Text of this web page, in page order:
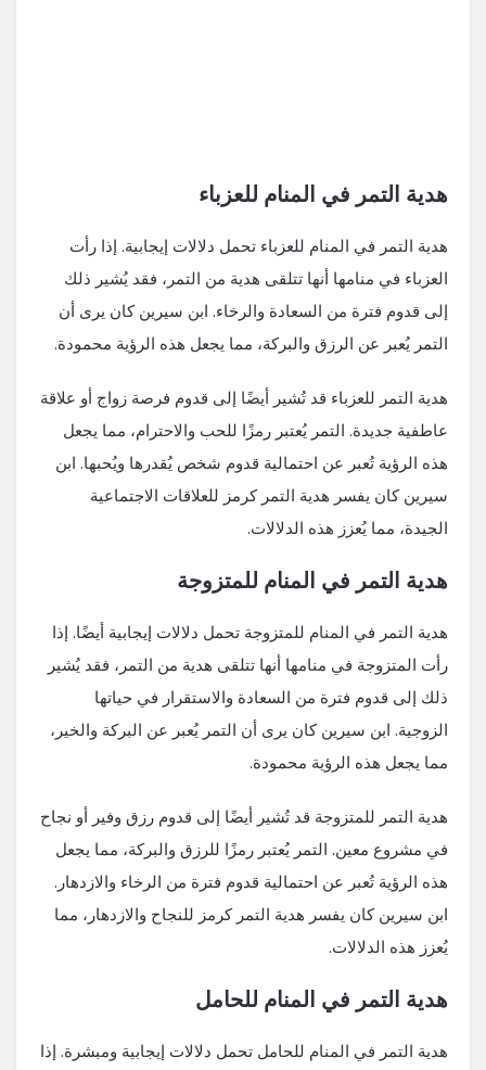
هدية التمر في المنام للعزباء
هدية التمر في المنام للعزباء تحمل دلالات إيجابية. إذا رأت
العزباء في منامها أنها تتلقى هدية من التمر، فقد يُشير ذلك
إلى قدوم فترة من السعادة والرخاء. ابن سيرين كان يرى أن
التمر يُعبر عن الرزق والبركة، مما يجعل هذه الرؤية محمودة.
هدية التمر للعزباء قد تُشير أيضًا إلى قدوم فرصة زواج أو علاقة
عاطفية جديدة. التمر يُعتبر رمزًا للحب والاحترام، مما يجعل
هذه الرؤية تُعبر عن احتمالية قدوم شخص يُقدرها ويُحبها. ابن
سيرين كان يفسر هدية التمر كرمز للعلاقات الاجتماعية
الجيدة، مما يُعزز هذه الدلالات.
هدية التمر في المنام للمتزوجة
هدية التمر في المنام للمتزوجة تحمل دلالات إيجابية أيضًا. إذا
رأت المتزوجة في منامها أنها تتلقى هدية من التمر، فقد يُشير
ذلك إلى قدوم فترة من السعادة والاستقرار في حياتها
الزوجية. ابن سيرين كان يرى أن التمر يُعبر عن البركة والخير،
مما يجعل هذه الرؤية محمودة.
هدية التمر للمتزوجة قد تُشير أيضًا إلى قدوم رزق وفير أو نجاح
في مشروع معين. التمر يُعتبر رمزًا للرزق والبركة، مما يجعل
هذه الرؤية تُعبر عن احتمالية قدوم فترة من الرخاء والازدهار.
ابن سيرين كان يفسر هدية التمر كرمز للنجاح والازدهار، مما
يُعزز هذه الدلالات.
هدية التمر في المنام للحامل
هدية التمر في المنام للحامل تحمل دلالات إيجابية ومبشرة. إذا